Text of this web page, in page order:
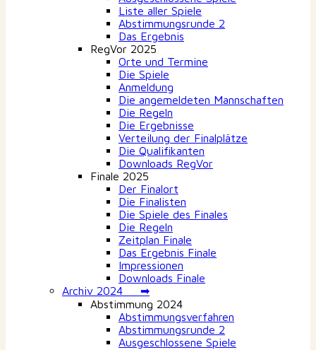
Liste aller Spiele
Abstimmungsrunde 2
Das Ergebnis
RegVor 2025
Orte und Termine
Die Spiele
Anmeldung
Die angemeldeten Mannschaften
Die Regeln
Die Ergebnisse
Verteilung der Finalplätze
Die Qualifikanten
Downloads RegVor
Finale 2025
Der Finalort
Die Finalisten
Die Spiele des Finales
Die Regeln
Zeitplan Finale
Das Ergebnis Finale
Impressionen
Downloads Finale
Archiv 2024 ➡
Abstimmung 2024
Abstimmungsverfahren
Abstimmungsrunde 2
Ausgeschlossene Spiele